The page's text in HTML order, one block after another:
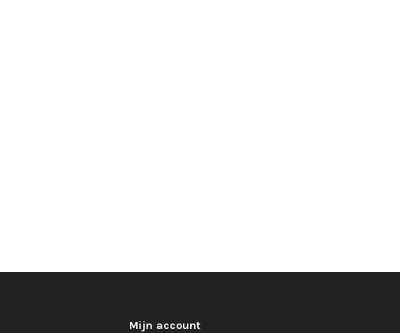
Mijn account